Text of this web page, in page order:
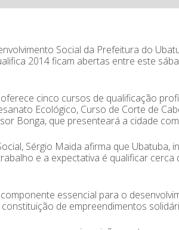
Social da Prefeitura do
2014 ficam abertas entre este
cinco cursos de qualificação
Ecológico, Curso de Corte de
Bonga, que presenteará a cidade
Sérgio Maida afirma que Ubatuba,
e a expectativa é qualificar cerca
essencial para o
de empreendimentos